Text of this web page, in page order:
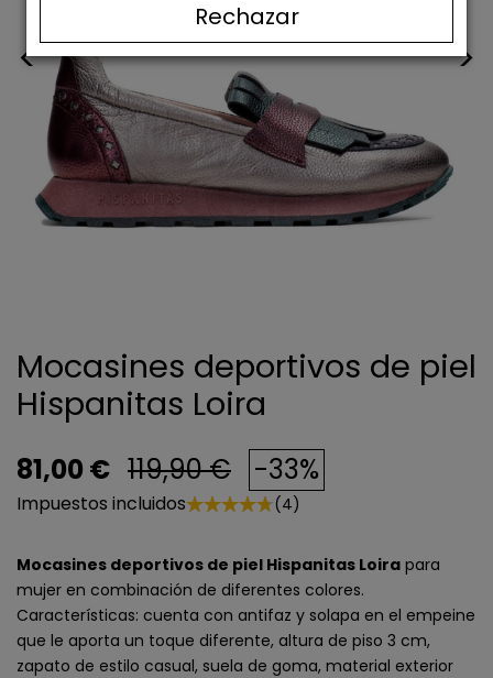
< >
Mocasines deportivos de piel
Hispanitas Loira
81,00 € 119,90 € -33%
Impuestos incluidos (4)
Mocasines deportivos de piel Hispanitas Loira para
mujer en combinación de diferentes colores.
Características: cuenta con antifaz y solapa en el empeine
que le aporta un toque diferente, altura de piso 3 cm,
zapato de estilo casual, suela de goma, material exterior
Rechazar